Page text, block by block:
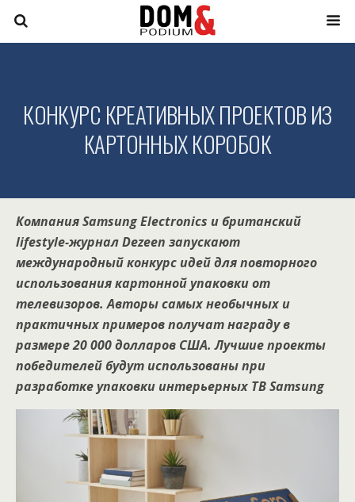
КОНКУРС КРЕАТИВНЫХ ПРОЕКТОВ ИЗ
КАРТОННЫХ КОРОБОК
Компания Samsung Electronics и британский
lifestyle-журнал Dezeen запускают
международный конкурс идей для повторного
использования картонной упаковки от
телевизоров. Авторы самых необычных и
практичных примеров получат награду в
размере 20 000 долларов США. Лучшие проекты
победителей будут использованы при
разработке упаковки интерьерных ТВ Samsung